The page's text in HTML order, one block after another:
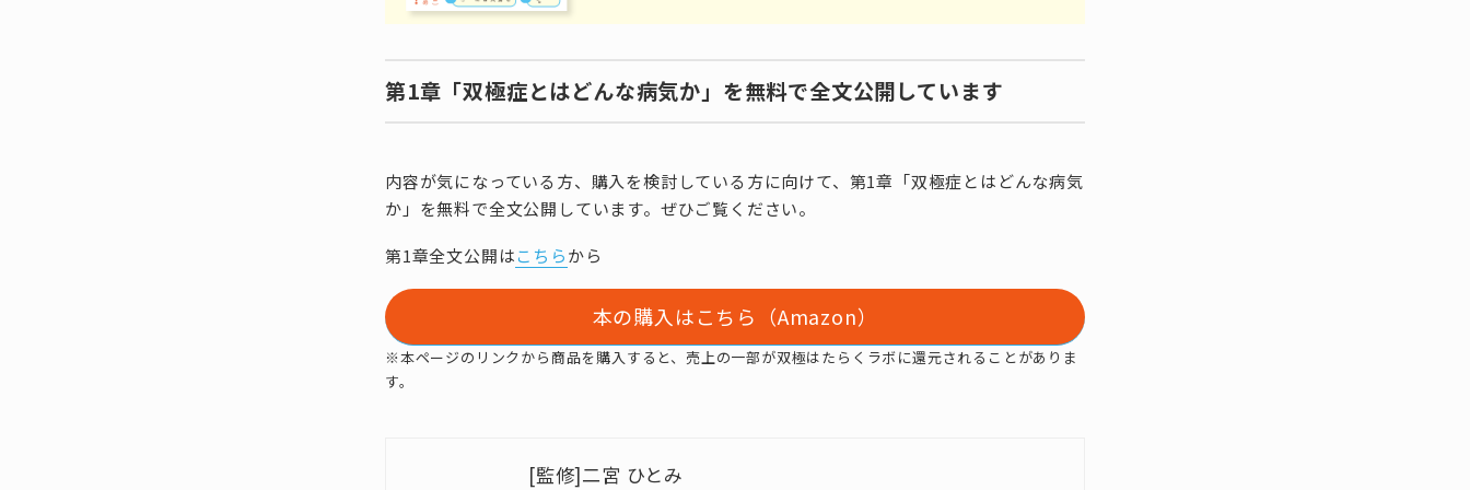
第1章「双極症とはどんな病気か」を無料で全文公開しています
内容が気になっている方、購入を検討している方に向けて、第1章「双極症とはどんな病気
か」を無料で全文公開しています。ぜひご覧ください。
第1章全文公開はこちらから
本の購入はこちら（Amazon）
※本ページのリンクから商品を購入すると、売上の一部が双極はたらくラボに還元されることがありま
す。
[監修]二宮 ひとみ